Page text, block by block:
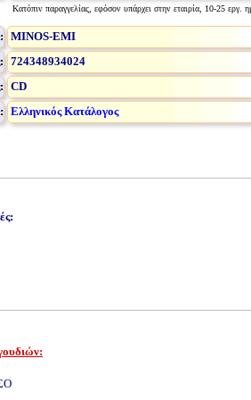
Κατόπιν παραγγελίας, εφόσον υπάρχει στην εταιρία, 10-25 εργ.
MINOS-EMI
724348934024
CD
Ελληνικός Κατάλογος